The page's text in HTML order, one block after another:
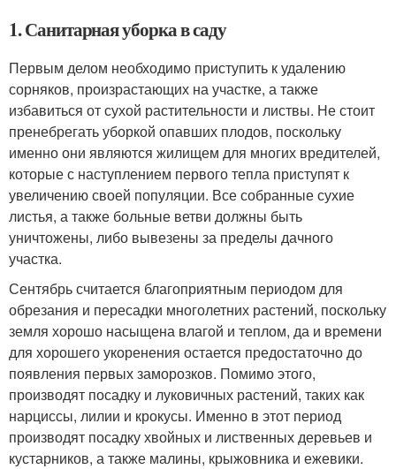
1. Санитарная уборка в саду
Первым делом необходимо приступить к удалению
сорняков, произрастающих на участке, а также
избавиться от сухой растительности и листвы. Не стоит
пренебрегать уборкой опавших плодов, поскольку
именно они являются жилищем для многих вредителей,
которые с наступлением первого тепла приступят к
увеличению своей популяции. Все собранные сухие
листья, а также больные ветви должны быть
уничтожены, либо вывезены за пределы дачного
участка.
Сентябрь считается благоприятным периодом для
обрезания и пересадки многолетних растений, поскольку
земля хорошо насыщена влагой и теплом, да и времени
для хорошего укоренения остается предостаточно до
появления первых заморозков. Помимо этого,
производят посадку и луковичных растений, таких как
нарциссы, лилии и крокусы. Именно в этот период
производят посадку хвойных и лиственных деревьев и
кустарников, а также малины, крыжовника и ежевики.